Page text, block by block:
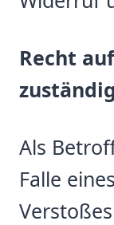
Recht
Als
Falle